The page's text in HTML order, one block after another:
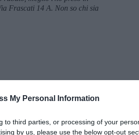
My Personal Information
to third parties, or processing of your
by us, please use the below opt-out
Frascati 14 A. Non so chi sia